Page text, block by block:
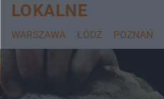
LOKALNE
WARSZAWA ŁÓDŹ POZNAŃ